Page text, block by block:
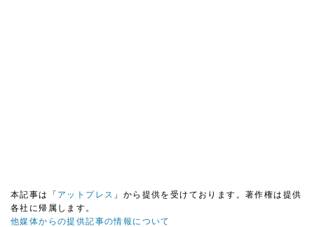
本記事は「 アットプレス 」から提供を受けております。著作権は提供
各社に帰属します。
他媒体からの提供記事の情報について